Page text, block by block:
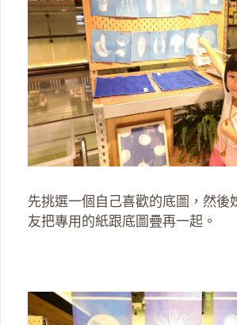
先挑選一個自己喜歡的底圖，然後
友把專用的紙跟底圖疊再一起。